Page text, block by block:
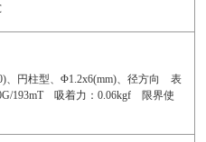
、円柱型、Φ1.2x6(mm)、径方向 表
193mT 吸着力：0.06kgf 限界使